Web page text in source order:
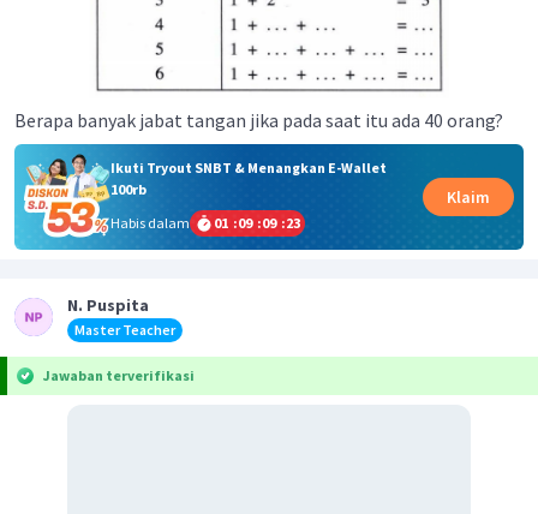
Berapa banyak jabat tangan jika pada saat itu ada 40 orang?
Ikuti Tryout SNBT & Menangkan E-Wallet
100rb
Habis dalam
01 :09 :09 :22
Klaim
N. Puspita
Master Teacher
Jawaban terverifikasi